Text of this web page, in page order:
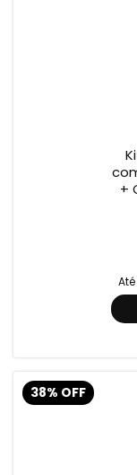
+
38% OFF